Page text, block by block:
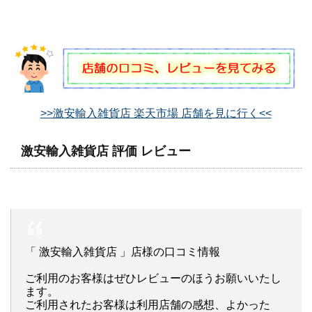
>>激安輸入雑貨店 楽天市場 店舗を見に行く<<
激安輸入雑貨店 評価 レビュー
「 激安輸入雑貨店 」店様の口コミ情報
ご利用のお客様はぜひレビューのほうお願いいたし
ます。
ご利用されたお客様は利用店舗の感想、よかった